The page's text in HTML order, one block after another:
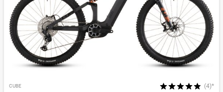
CUBE (4)*